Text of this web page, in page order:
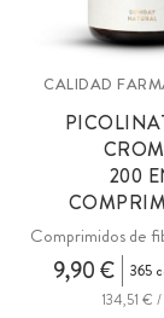
CALIDAD
200
Comprimidos de
9,90 €
365
134,51 € /